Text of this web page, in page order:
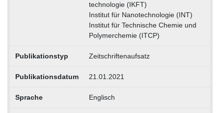
technologie (IKFT)
Institut für Nanotechnologie (INT)
Institut für Technische Chemie und
Polymerchemie (ITCP)
Publikationstyp Zeitschriftenaufsatz
Publikationsdatum 21.01.2021
Sprache Englisch